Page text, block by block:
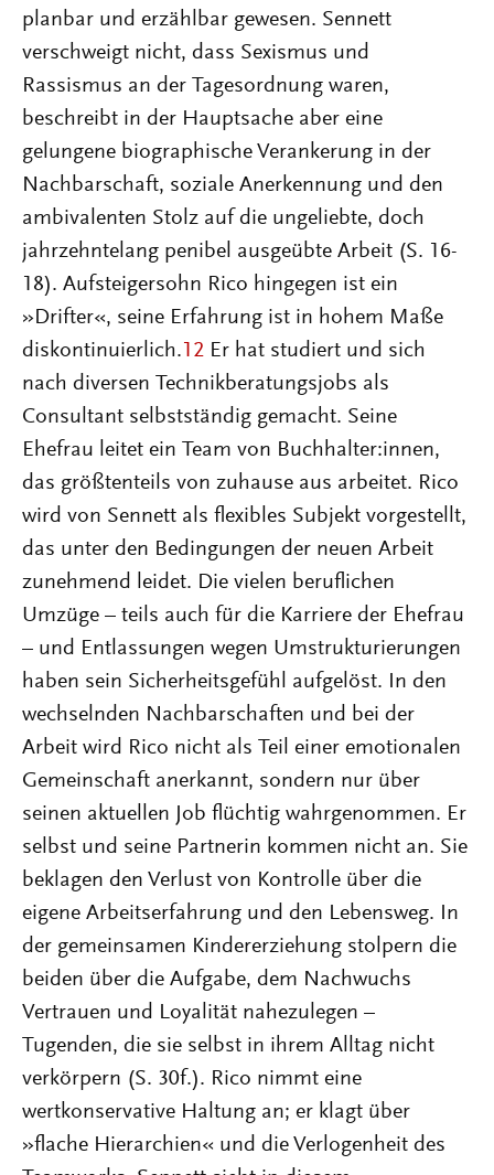
planbar und erzählbar gewesen. Sennett
verschweigt nicht, dass Sexismus und
Rassismus an der Tagesordnung waren,
beschreibt in der Hauptsache aber eine
gelungene biographische Verankerung in der
Nachbarschaft, soziale Anerkennung und den
ambivalenten Stolz auf die ungeliebte, doch
jahrzehntelang penibel ausgeübte Arbeit (S. 16-
18). Aufsteigersohn Rico hingegen ist ein
»Drifter«, seine Erfahrung ist in hohem Maße
diskontinuierlich. 12 Er hat studiert und sich
nach diversen Technikberatungsjobs als
Consultant selbstständig gemacht. Seine
Ehefrau leitet ein Team von Buchhalter:innen,
das größtenteils von zuhause aus arbeitet. Rico
wird von Sennett als flexibles Subjekt vorgestellt,
das unter den Bedingungen der neuen Arbeit
zunehmend leidet. Die vielen beruflichen
Umzüge – teils auch für die Karriere der Ehefrau
– und Entlassungen wegen Umstrukturierungen
haben sein Sicherheitsgefühl aufgelöst. In den
wechselnden Nachbarschaften und bei der
Arbeit wird Rico nicht als Teil einer emotionalen
Gemeinschaft anerkannt, sondern nur über
seinen aktuellen Job flüchtig wahrgenommen. Er
selbst und seine Partnerin kommen nicht an. Sie
beklagen den Verlust von Kontrolle über die
eigene Arbeitserfahrung und den Lebensweg. In
der gemeinsamen Kindererziehung stolpern die
beiden über die Aufgabe, dem Nachwuchs
Vertrauen und Loyalität nahezulegen –
Tugenden, die sie selbst in ihrem Alltag nicht
verkörpern (S. 30f.). Rico nimmt eine
wertkonservative Haltung an; er klagt über
»flache Hierarchien« und die Verlogenheit des